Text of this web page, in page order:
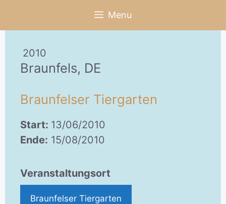
springen
Menu
2010
Braunfels, DE
Braunfelser Tiergarten
Start: 13/06/2010
Ende: 15/08/2010
Veranstaltungsort
Braunfelser Tiergarten